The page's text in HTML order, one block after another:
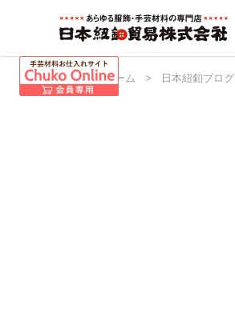
日本紐釦 ホーム > 日本紐釦ブログ